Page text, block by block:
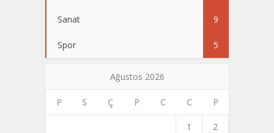
Sanat 9
Spor 5
Ağustos 2026
P S Ç P C C P
1
2